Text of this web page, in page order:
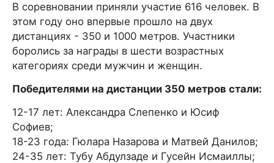
В соревновании приняли участие 616 человек. В
этом году оно впервые прошло на двух
дистанциях - 350 и 1000 метров. Участники
боролись за награды в шести возрастных
категориях среди мужчин и женщин.
Победителями на дистанции 350 метров стали:
12-17 лет: Александра Слепенко и Юсиф
Софиев;
18-23 года: Гюлара Назарова и Матвей Данилов;
24-35 лет: Тубу Абдулзаде и Гусейн Исмаиллы;